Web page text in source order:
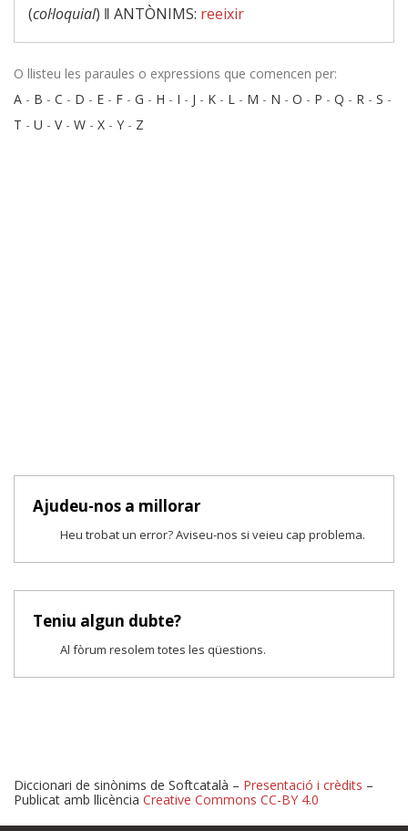
(col·loquial) ‖ ANTÒNIMS: reeixir
O llisteu les paraules o expressions que comencen per:
A - B - C - D - E - F - G - H - I - J - K - L - M - N - O - P - Q - R - S -
T - U - V- W - X - Y - Z
Ajudeu-nos a millorar
Heu trobat un error? Aviseu-nos si veieu cap problema.
Teniu algun dubte?
Al fòrum resolem totes les qüestions.
Diccionari de sinònims de Softcatalà – Presentació i crèdits –
Publicat amb llicència Creative Commons CC-BY 4.0